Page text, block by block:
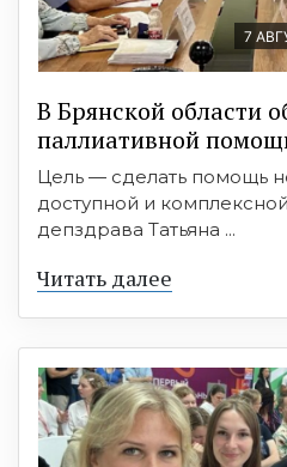
7
В Брянской области
паллиативной
Цель — сделать помощь
доступной и
депздрава Татьяна ...
Читать далее